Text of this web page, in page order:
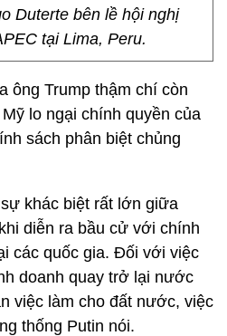
Duterte bên lề hội nghị
tại Lima, Peru.
ông Trump thậm chí còn
lo ngại chính quyền của
sách phân biệt chủng
khác biệt rất lớn giữa
diễn ra bầu cử với chính
các quốc gia. Đối với việc
doanh quay trở lại nước
việc làm cho đất nước, việc
thống Putin nói.